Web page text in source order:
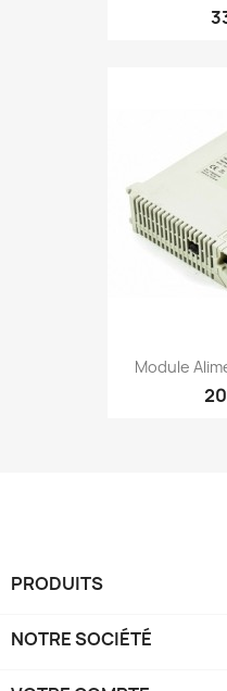
Module
PRODUITS
NOTRE SOCIÉTÉ